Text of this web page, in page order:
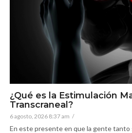
¿Qué es la Estimulación
Transcraneal?
6 agosto, 2026 8:37 am /
En este presente en que la gente tanto